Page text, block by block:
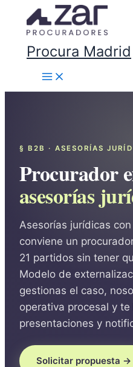
Procura Madrid
§ B2B · ASESORÍAS
Procurador
asesorías
Asesorías jurídicas
conviene un
21 partidos sin tener
Modelo de
gestionas el caso,
operativa procesal y
presentaciones y
Solicitar propuesta →